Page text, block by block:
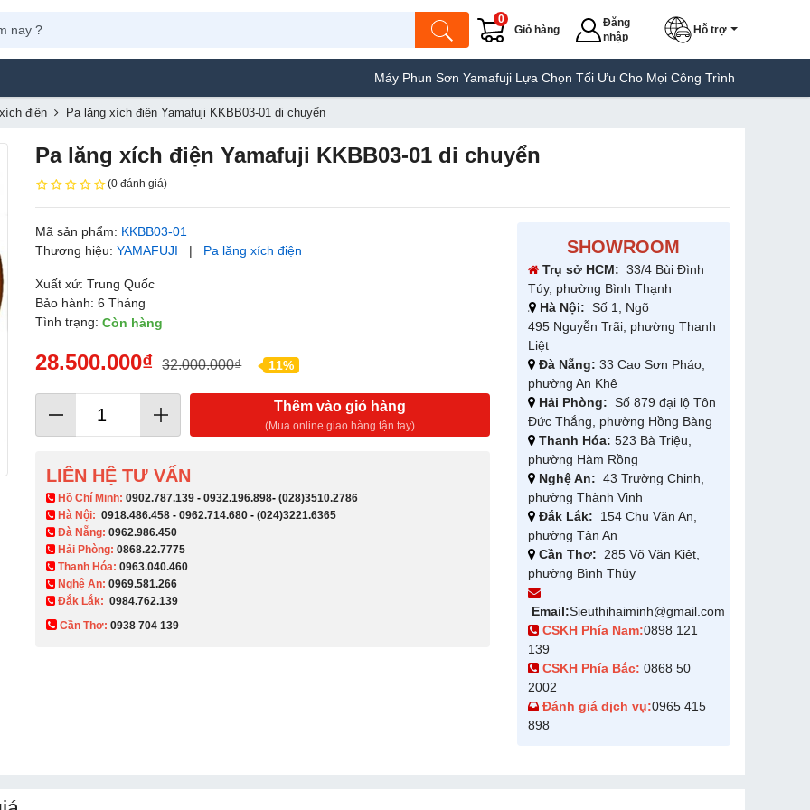
Giỏ hàng
0
Đăng
nhập
Hỗ trợ
Máy Phun Sơn Yamafuji Lựa Chọn Tối Ưu Cho Mọi Công Trình Máy Hàn Túi
điện Pa lăng xích điện Yamafuji KKBB03-01 di chuyển
Pa lăng xích điện Yamafuji KKBB03-01 di chuyển
(0 đánh giá)
Mã sản phẩm: KKBB03-01
Thương hiệu:YAMAFUJI | Pa lăng xích điện
Xuất xứ: Trung Quốc
Bảo hành: 6 Tháng
Tình trạng:Còn hàng
28.500.000₫ 32.000.000₫ 11%
Thêm vào giỏ hàng
(Mua online giao hàng tận tay)
LIÊN HỆ TƯ VẤN
​ Hồ Chí Minh:0902.787.139 -0932.196.898-(028)3510.2786
Hà Nội:0918.486.458 -0962.714.680 -(024)3221.6365
Đà Nẵng:0962.986.450
Hải Phòng:0868.22.7775
Thanh Hóa:0963.040.460
Nghệ An:0969.581.266
Đắk Lắk: 0984.762.139
Cần Thơ:0938 704 139​
SHOWROOM
Trụ sở HCM: 33/4 Bùi Đình
Túy, phường Bình Thạnh
Hà Nội: Số 1, Ngõ
495 Nguyễn Trãi, phường Thanh
Liệt
Đà Nẵng: 33 Cao Sơn Pháo,
phường An Khê
Hải Phòng: Số 879 đại lộ Tôn
Đức Thắng, phường Hồng Bàng
Thanh Hóa: 523 Bà Triệu,
phường Hàm Rồng
Nghệ An: 43 Trường Chinh,
phường Thành Vinh
Đắk Lắk: 154 Chu Văn An,
phường Tân An
Cần Thơ: 285 Võ Văn Kiệt,
phường Bình Thủy
Email:Sieuthihaiminh@gmail.com
CSKH Phía Nam:0898 121
139
CSKH Phía Bắc: 0868 50
2002
Đánh giá dịch vụ:0965 415
898